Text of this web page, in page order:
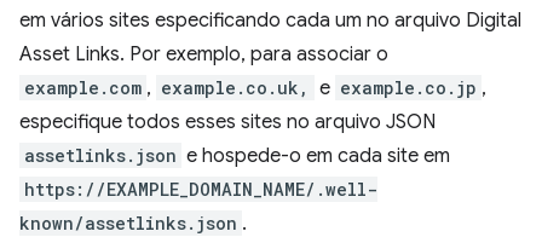
em vários sites especificando cada um no arquivo Digital
Asset Links. Por exemplo, para associar o
example.com , example.co.uk, e example.co.jp ,
especifique todos esses sites no arquivo JSON
assetlinks.json e hospede-o em cada site em
https://EXAMPLE_DOMAIN_NAME/.well-
known/assetlinks.json .